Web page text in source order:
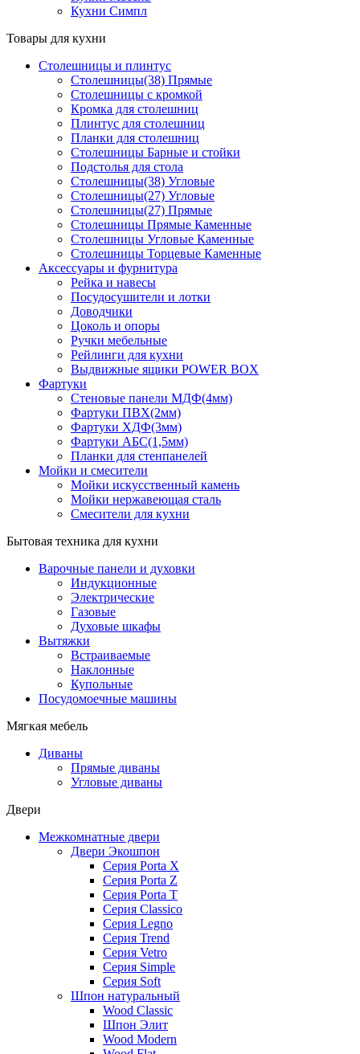
Кухни Симпл
Товары для кухни
Столешницы и плинтус
Столешницы(38) Прямые
Столешницы с кромкой
Кромка для столешниц
Плинтус для столешниц
Планки для столешниц
Столешницы Барные и стойки
Подстолья для стола
Столешницы(38) Угловые
Столешницы(27) Угловые
Столешницы(27) Прямые
Столешницы Прямые Каменные
Столешницы Угловые Каменные
Столешницы Торцевые Каменные
Аксессуары и фурнитура
Рейка и навесы
Посудосушители и лотки
Доводчики
Цоколь и опоры
Ручки мебельные
Рейлинги для кухни
Выдвижные ящики POWER BOX
Фартуки
Стеновые панели МДФ(4мм)
Фартуки ПВХ(2мм)
Фартуки ХДФ(3мм)
Фартуки АБС(1,5мм)
Планки для стенпанелей
Мойки и смесители
Мойки искусственный камень
Мойки нержавеющая сталь
Смесители для кухни
Бытовая техника для кухни
Варочные панели и духовки
Индукционные
Электрические
Газовые
Духовые шкафы
Вытяжки
Встраиваемые
Наклонные
Купольные
Посудомоечные машины
Мягкая мебель
Диваны
Прямые диваны
Угловые диваны
Двери
Межкомнатные двери
Двери Экошпон
Серия Porta X
Серия Porta Z
Серия Porta T
Серия Classico
Серия Legno
Серия Trend
Серия Vetro
Серия Simple
Серия Soft
Шпон натуральный
Wood Classic
Шпон Элит
Wood Modern